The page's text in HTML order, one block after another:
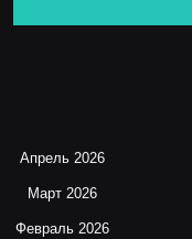
Апрель 2026
Март 2026
Февраль 2026